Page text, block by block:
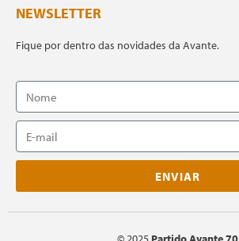
NEWSLETTER
Fique por dentro das novidades da Avante.
ENVIAR